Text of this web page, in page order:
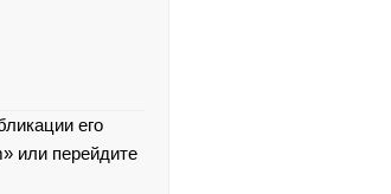
его
или перейдите